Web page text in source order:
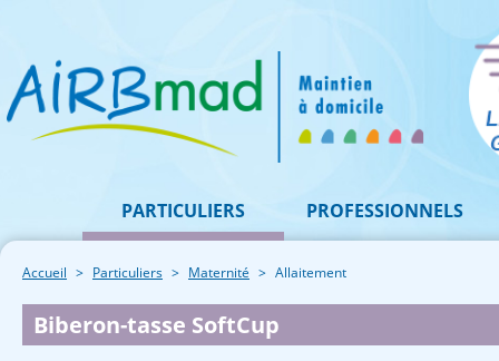
PARTICULIERS PROFESSIONNELS
Accueil Particuliers Maternité Allaitement
Biberon-tasse SoftCup